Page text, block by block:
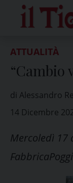
content
ATTUALITÀ
“Cambio
di Alessandro
14 Dicembre
Mercoledì 17